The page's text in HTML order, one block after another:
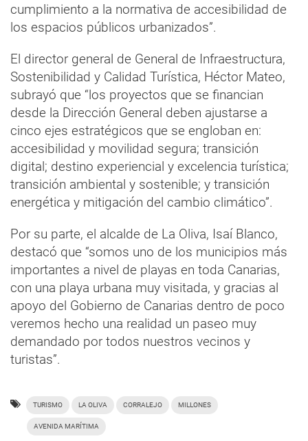
cumplimiento a la normativa de accesibilidad de
los espacios públicos urbanizados”.
El director general de General de Infraestructura,
Sostenibilidad y Calidad Turística, Héctor Mateo,
subrayó que “los proyectos que se financian
desde la Dirección General deben ajustarse a
cinco ejes estratégicos que se engloban en:
accesibilidad y movilidad segura; transición
digital; destino experiencial y excelencia turística;
transición ambiental y sostenible; y transición
energética y mitigación del cambio climático”.
Por su parte, el alcalde de La Oliva, Isaí Blanco,
destacó que “somos uno de los municipios más
importantes a nivel de playas en toda Canarias,
con una playa urbana muy visitada, y gracias al
apoyo del Gobierno de Canarias dentro de poco
veremos hecho una realidad un paseo muy
demandado por todos nuestros vecinos y
turistas”.
TURISMO LA OLIVA CORRALEJO MILLONES
AVENIDA MARÍTIMA